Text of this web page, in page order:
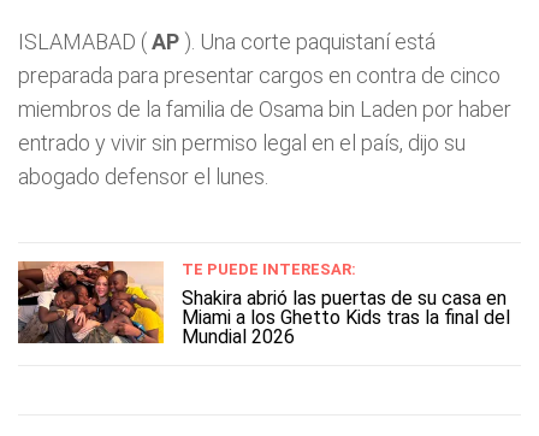
ISLAMABAD (AP ). Una corte paquistaní está
preparada para presentar cargos en contra de cinco
miembros de la familia de Osama bin Laden por haber
entrado y vivir sin permiso legal en el país, dijo su
abogado defensor el lunes.
TE PUEDE INTERESAR:
Shakira abrió las puertas de su casa en
Miami a los Ghetto Kids tras la final del
Mundial 2026